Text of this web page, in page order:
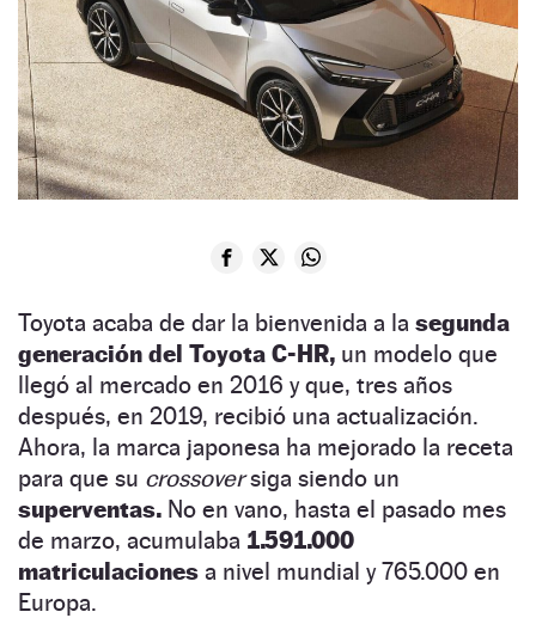
Toyota acaba de dar la bienvenida a la segunda
generación del Toyota C-HR, un modelo que
llegó al mercado en 2016 y que, tres años
después, en 2019, recibió una actualización.
Ahora, la marca japonesa ha mejorado la receta
para que su crossoversiga siendo un
superventas. No en vano, hasta el pasado mes
de marzo, acumulaba 1.591.000
matriculaciones a nivel mundial y 765.000 en
Europa.